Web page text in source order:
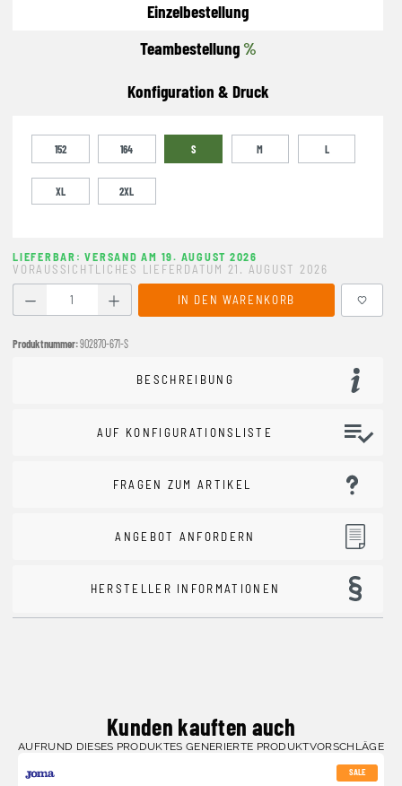
Einzelbestellung
Teambestellung %
Konfiguration & Druck
152 164 S M L
XL 2XL
LIEFERBAR: VERSAND AM 19. AUGUST 2026
VORAUSSICHTLICHES LIEFERDATUM 21. AUGUST 2026
Produkt Anzahl: Gib den gewünschten Wert ein oder
IN DEN WARENKORB
Produktnummer:902870-671-S
BESCHREIBUNG
AUF KONFIGURATIONSLISTE
FRAGEN ZUM ARTIKEL
ANGEBOT ANFORDERN
HERSTELLER INFORMATIONEN
Kunden kauften auch
AUFRUND DIESES PRODUKTES GENERIERTE PRODUKTVORSCHLÄGE
SALE